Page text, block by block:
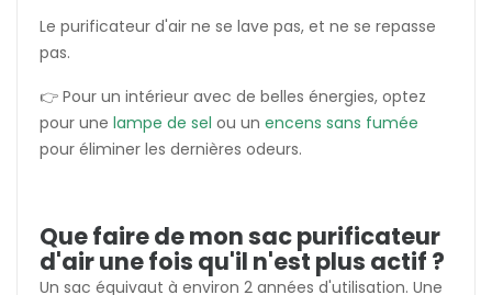
Le purificateur d'air ne se lave pas, et ne se repasse
pas.
👉 Pour un intérieur avec de belles énergies, optez
pour une lampe de sel ou un encens sans fumée
pour éliminer les dernières odeurs.
Que faire de mon sac purificateur
d'air une fois qu'il n'est plus actif ?
Un sac équivaut à environ 2 années d'utilisation. Une